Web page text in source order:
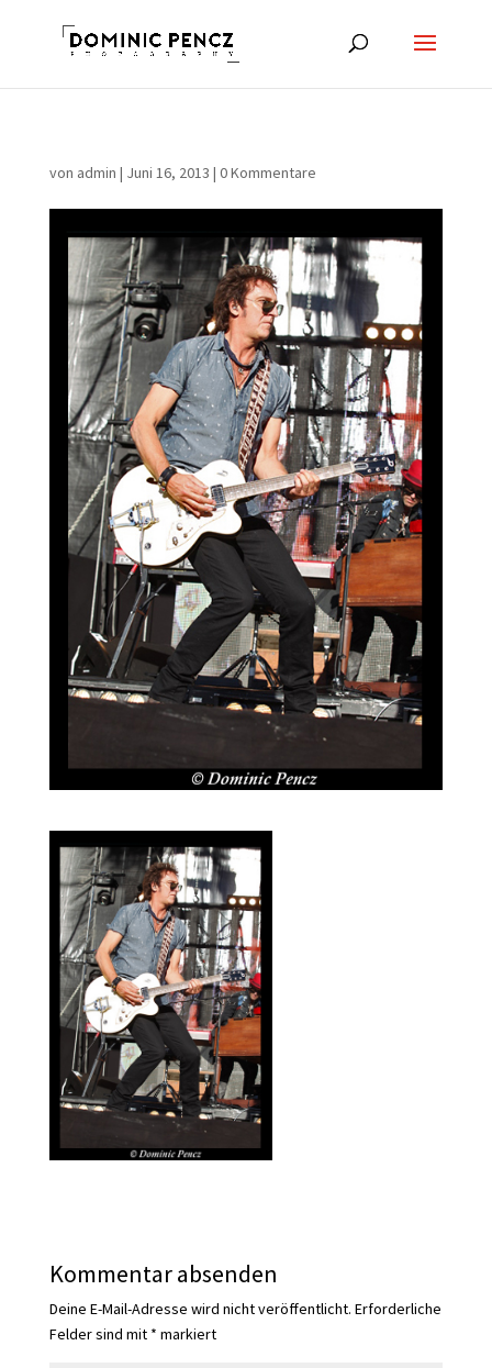
von admin | Juni 16, 2013 | 0 Kommentare
Kommentar absenden
Deine E-Mail-Adresse wird nicht veröffentlicht. Erforderliche
Felder sind mit * markiert